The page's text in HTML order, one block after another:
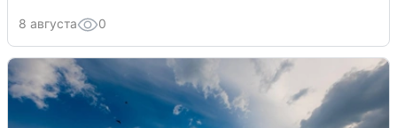
8 августа 0